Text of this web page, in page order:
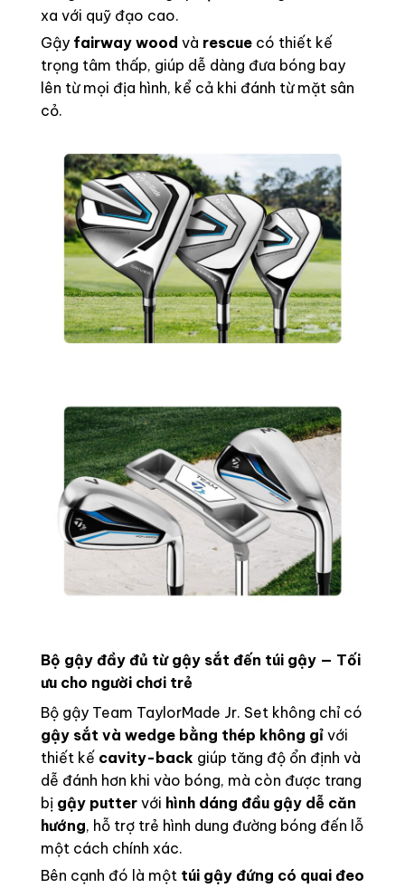
xa với quỹ đạo cao.
Gậy fairway wood và rescue có thiết kế
trọng tâm thấp, giúp dễ dàng đưa bóng bay
lên từ mọi địa hình, kể cả khi đánh từ mặt sân
cỏ.
Bộ gậy đầy đủ từ gậy sắt đến túi gậy — Tối
ưu cho người chơi trẻ
Bộ gậy Team TaylorMade Jr. Set không chỉ có
gậy sắt và wedge bằng thép không gỉ với
thiết kế cavity-back giúp tăng độ ổn định và
dễ đánh hơn khi vào bóng, mà còn được trang
bị gậy putter với hình dáng đầu gậy dễ căn
hướng, hỗ trợ trẻ hình dung đường bóng đến lỗ
một cách chính xác.
Bên cạnh đó là một túi gậy đứng có quai đeo